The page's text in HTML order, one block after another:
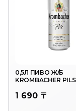
0,5Л ПИВО Ж/Б
KROMBACHER PILS
1 690 〒